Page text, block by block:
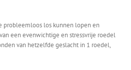
probleemloos los kunnen lopen en
een evenwichtige en stressvrije roedel
van hetzelfde geslacht in 1 roedel,